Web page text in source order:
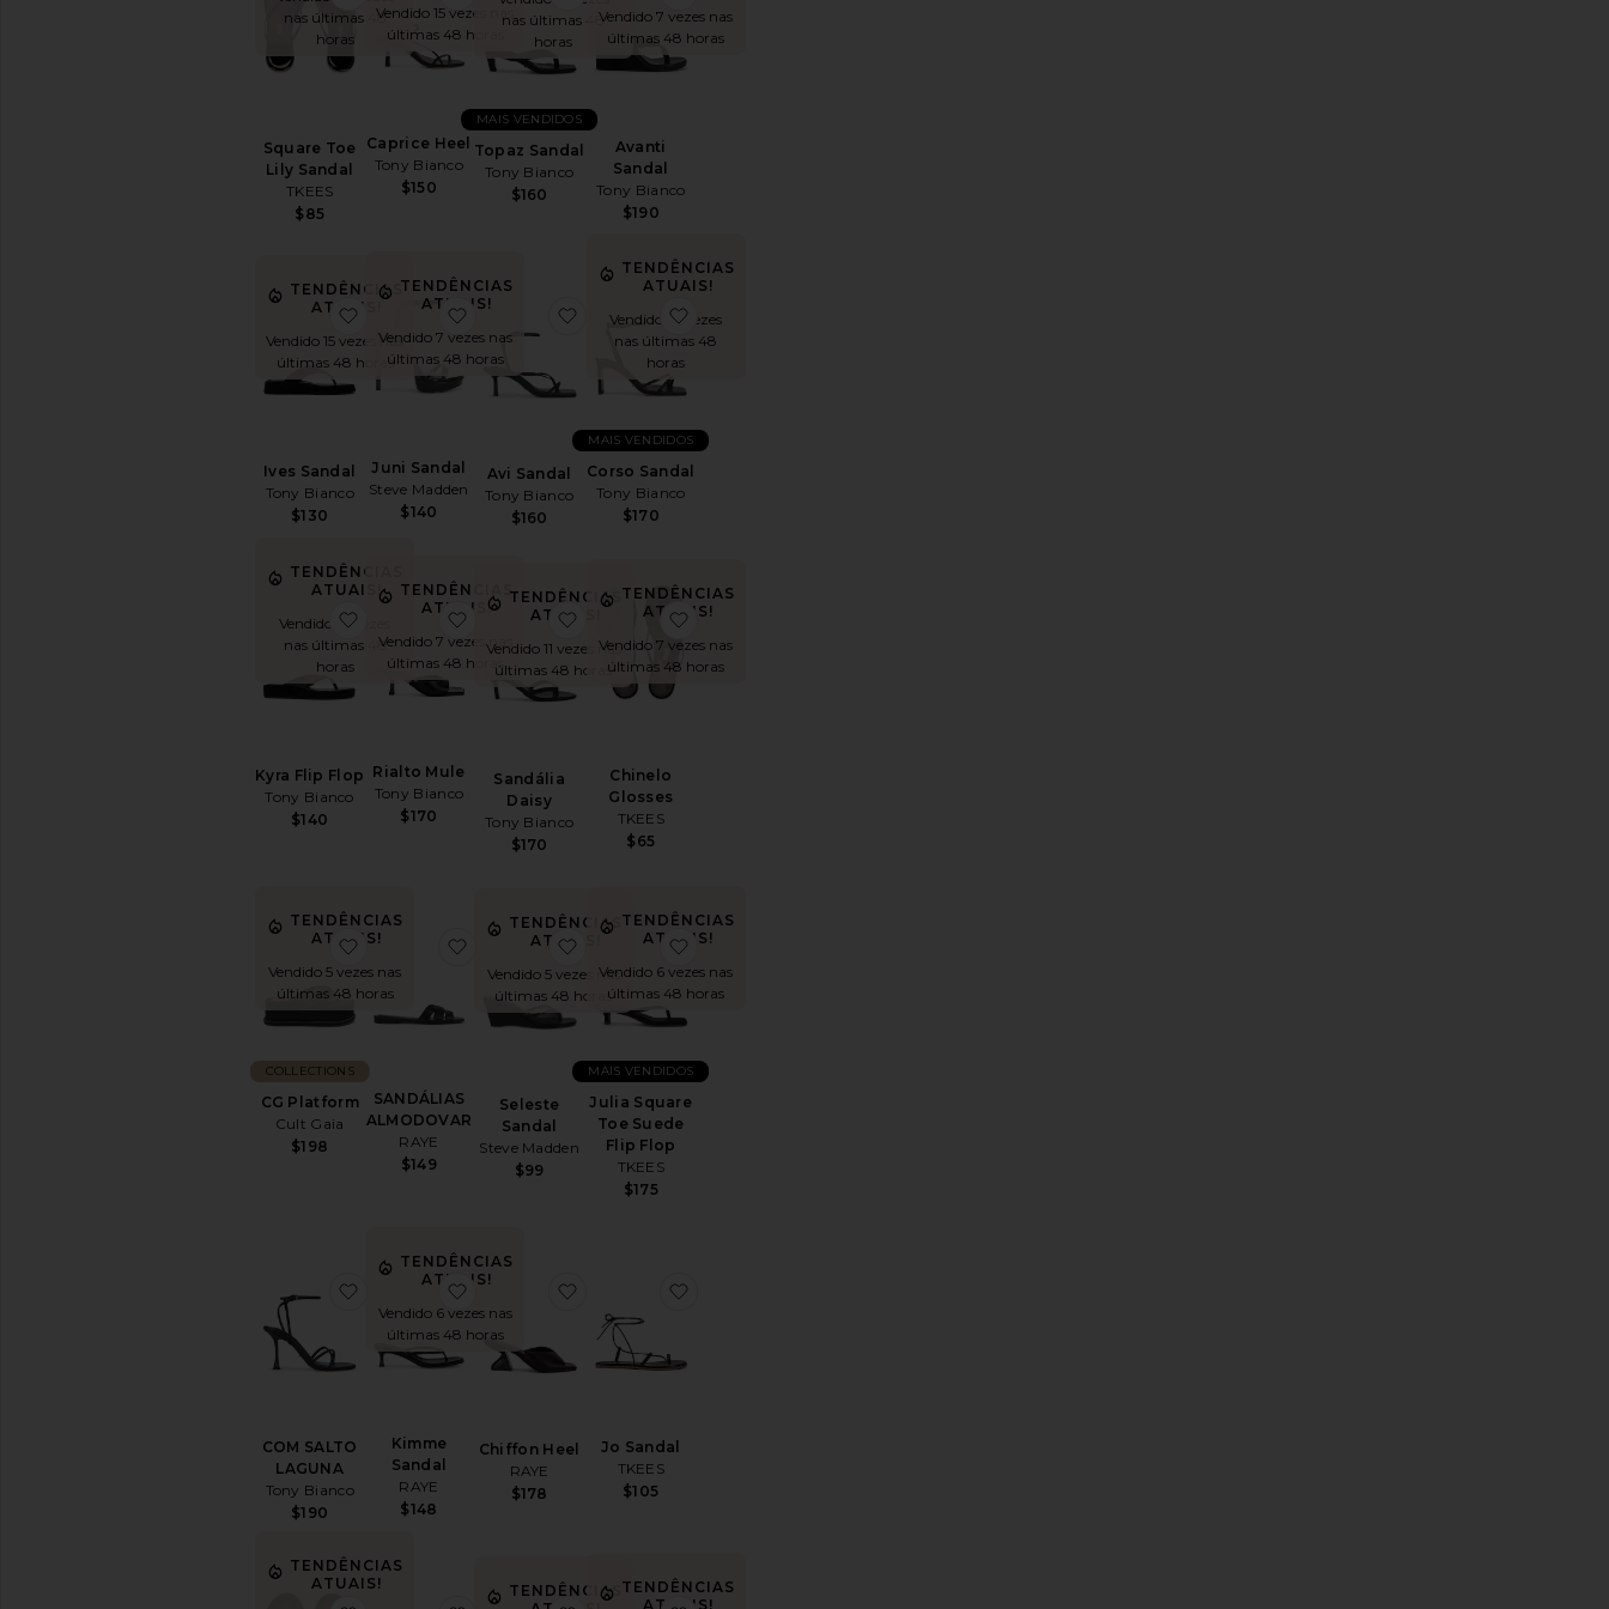
peças favoritas
peças favoritas
nas últimas 48
horas
Square Toe
Lily Sandal
TKEES
$85
Vendido 15 vezes nas
últimas 48 horas
Caprice Heel
Tony Bianco
$150
nas últimas 48
horas
Topaz Sandal
Tony Bianco
$160
MAIS VENDIDOS
Vendido 7 vezes nas
últimas 48 horas
Avanti
Sandal
Tony Bianco
$190
TENDÊNCIAS
ATUAIS!
Vendido 15 vezes nas
últimas 48 horas
Ives Sandal
Tony Bianco
$130
favoritoIves Sandal
TENDÊNCIAS
ATUAIS!
Vendido 7 vezes nas
últimas 48 horas
Juni Sandal
Steve Madden
$140
favoritoJuni Sandal
Avi Sandal
Tony Bianco
$160
favoritoAvi Sandal
TENDÊNCIAS
ATUAIS!
Vendido 14 vezes
nas últimas 48
horas
Corso Sandal
Tony Bianco
$170
MAIS VENDIDOS
favoritoCorso Sandal
TENDÊNCIAS
ATUAIS!
Vendido 12 vezes
nas últimas 48
horas
Kyra Flip Flop
Tony Bianco
$140
favoritoKyra Flip Flop
TENDÊNCIAS
ATUAIS!
Vendido 7 vezes nas
últimas 48 horas
Rialto Mule
Tony Bianco
$170
favoritoRialto Mule
TENDÊNCIAS
ATUAIS!
Vendido 11 vezes nas
últimas 48 horas
Sandália
Daisy
Tony Bianco
$170
favoritoSandália Daisy
TENDÊNCIAS
ATUAIS!
Vendido 7 vezes nas
últimas 48 horas
Chinelo
Glosses
TKEES
$65
favoritoChinelo Glosses
TENDÊNCIAS
ATUAIS!
Vendido 5 vezes nas
últimas 48 horas
CG Platform
Cult Gaia
$198
COLLECTIONS
favoritoCG Platform
SANDÁLIAS
ALMODOVAR
RAYE
$149
favoritoSANDÁLIAS ALMODOVAR
TENDÊNCIAS
ATUAIS!
Vendido 5 vezes nas
últimas 48 horas
Seleste
Sandal
Steve Madden
$99
favoritoSeleste Sandal
TENDÊNCIAS
ATUAIS!
Vendido 6 vezes nas
últimas 48 horas
Julia Square
Toe Suede
Flip Flop
TKEES
$175
MAIS VENDIDOS
favoritoJulia Square Toe Suede Flip Flop
COM SALTO
LAGUNA
Tony Bianco
$190
favoritoCOM SALTO LAGUNA
TENDÊNCIAS
ATUAIS!
Vendido 6 vezes nas
últimas 48 horas
Kimme
Sandal
RAYE
$148
favoritoKimme Sandal
Chiffon Heel
RAYE
$178
favoritoChiffon Heel
Jo Sandal
TKEES
$105
TENDÊNCIAS
ATUAIS!
TENDÊNCIAS TENDÊNCIAS
ATUAIS!